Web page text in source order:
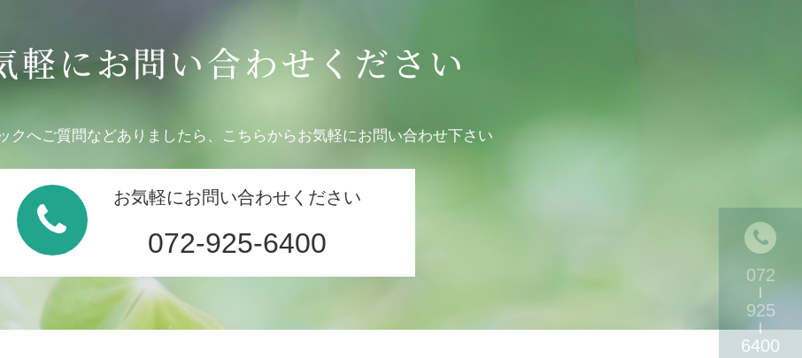
軽にお問い合わせください
クへご質問などありましたら、こちらからお気軽にお問い合わせ下さい
お気軽にお問い合わせください
072-925-6400
072
925
6400